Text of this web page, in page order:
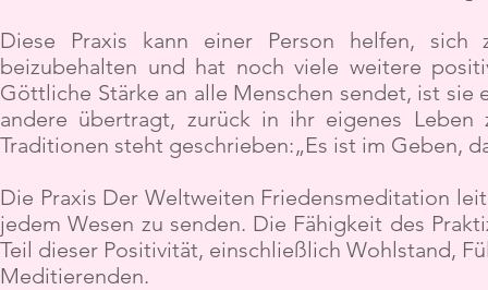
Diese Praxis kann einer Person helfen, sich
beizubehalten und hat noch viele weitere
Göttliche Stärke an alle Menschen sendet, ist
andere übertragt, zurück in ihr eigenes
Traditionen steht geschrieben:„Es ist im Geben,
Die Praxis Der Weltweiten Friedensmeditation
jedem Wesen zu senden. Die Fähigkeit des
Teil dieser Positivität, einschließlich Wohlstand,
Meditierenden.